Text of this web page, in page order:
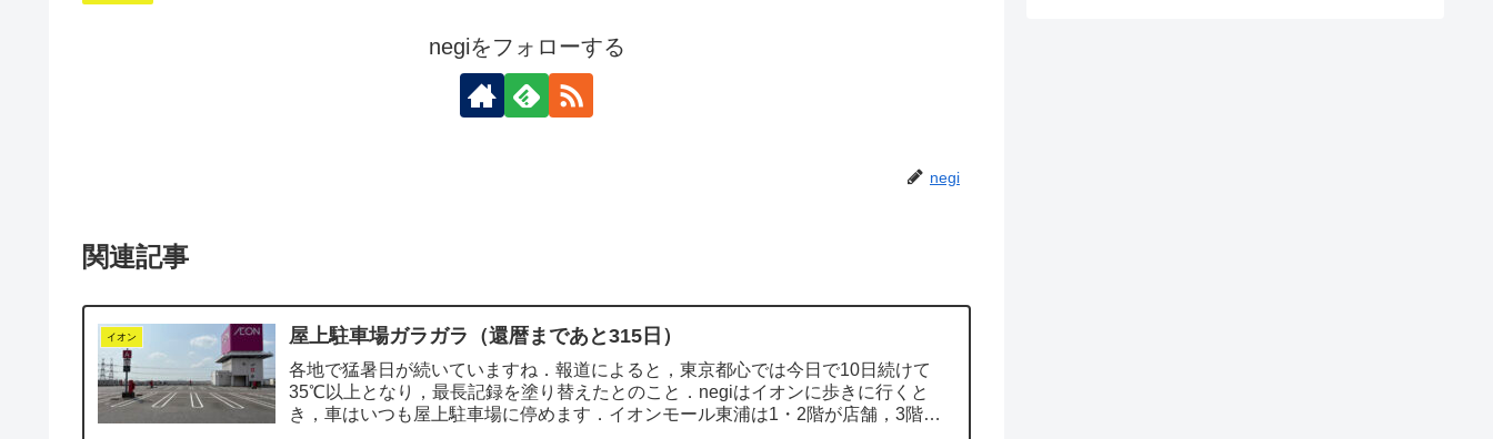
negiをフォローする
negi
関連記事
イオン 屋上駐車場ガラガラ（還暦まであと315日）
各地で猛暑日が続いていますね．報道によると，東京都心では今日で10日続けて
35℃以上となり，最長記録を塗り替えたとのこと．negiはイオンに歩きに行くと
き，車はいつも屋上駐車場に停めます．イオンモール東浦は1・2階が店舗，3階と